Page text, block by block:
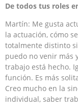
De todos tus roles
Martín: Me gusta
la actuación, cómo
totalmente distinto
puedo no venir más
trabajo está hecho.
función. Es más
Creo mucho en la
individual, saber